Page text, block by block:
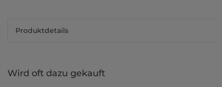
Produktdetails
Wird oft dazu gekauft